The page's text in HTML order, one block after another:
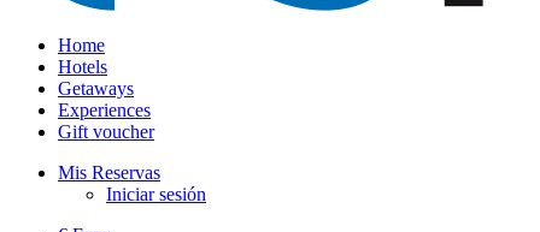
Home
Hotels
Getaways
Experiences
Gift voucher
Mis Reservas
Iniciar sesión